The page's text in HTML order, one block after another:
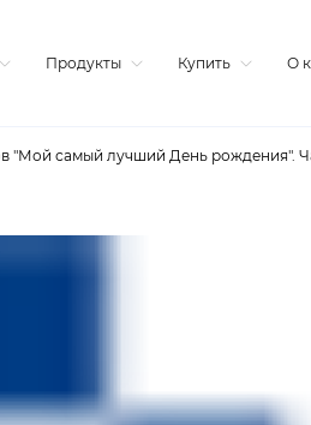
Продукты Купить О
"Мой самый лучший День рождения".